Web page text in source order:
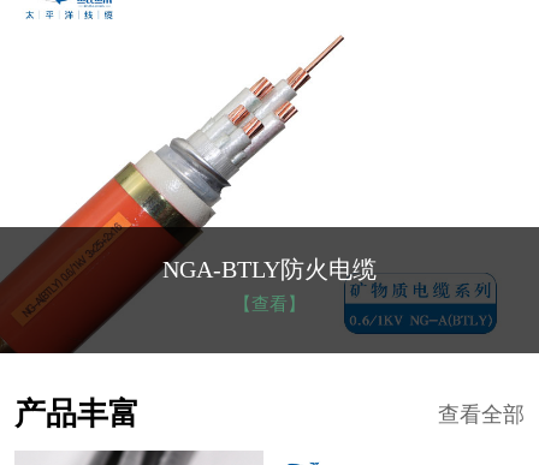
NGA-BTLY防火电缆
【查看】
查看全部
产品丰富